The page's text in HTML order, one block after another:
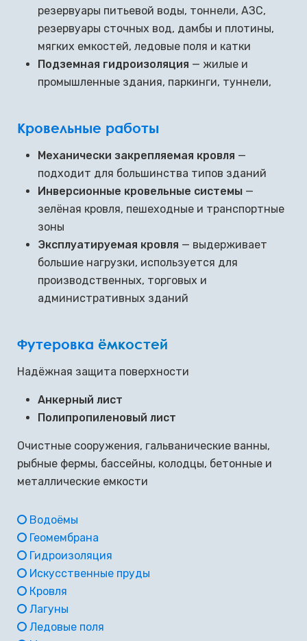
резервуары питьевой воды, тоннели, АЗС,
резервуары сточных вод, дамбы и плотины,
мягких емкостей, ледовые поля и катки
Подземная гидроизоляция — жилые и
промышленные здания, паркинги, туннели,
Кровельные работы
Механически закрепляемая кровля —
подходит для большинства типов зданий
Инверсионные кровельные системы —
зелёная кровля, пешеходные и транспортные
зоны
Эксплуатируемая кровля — выдерживает
большие нагрузки, используется для
производственных, торговых и
административных зданий
Футеровка ёмкостей
Надёжная защита поверхности
Анкерный лист
Полипропиленовый лист
Очистные сооружения, гальванические ванны,
рыбные фермы, бассейны, колодцы, бетонные и
металлические емкости
Водоёмы
Геомембрана
Гидроизоляция
Искусственные пруды
Кровля
Лагуны
Ледовые поля